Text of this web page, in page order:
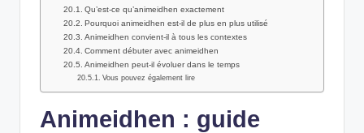
Qu’est-ce qu’animeidhen exactement
Pourquoi animeidhen est-il de plus en plus utilisé
Animeidhen convient-il à tous les contextes
Comment débuter avec animeidhen
Animeidhen peut-il évoluer dans le temps
Vous pouvez également lire
Animeidhen : guide